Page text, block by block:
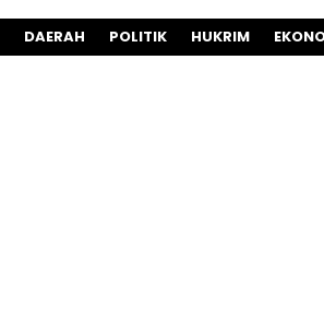
DAERAH POLITIK HUKRIM